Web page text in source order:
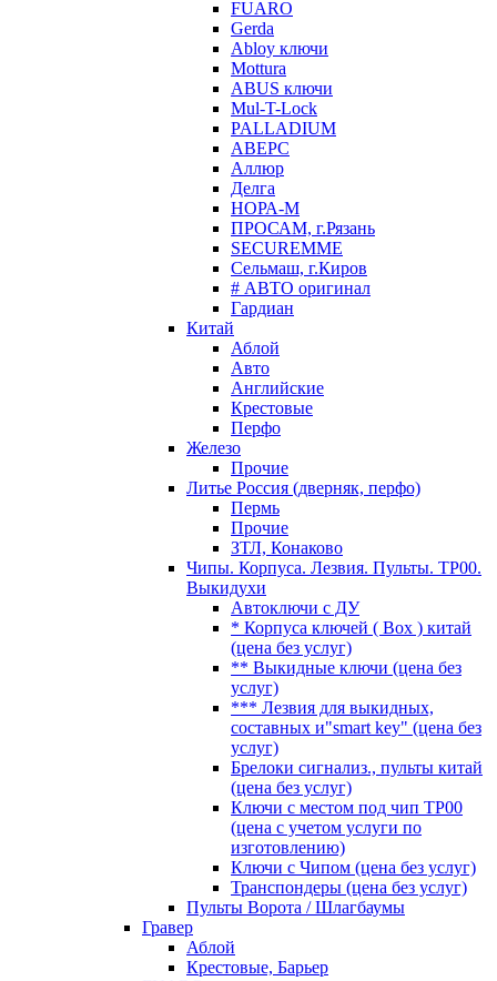
FUARO
Gerda
Abloy ключи
Mottura
ABUS ключи
Mul-T-Lock
PALLADIUM
АВЕРС
Аллюр
Делга
НОРА-М
ПРОСАМ, г.Рязань
SECUREMME
Сельмаш, г.Киров
# АВТО оригинал
Гардиан
Китай
Аблой
Авто
Английские
Крестовые
Перфо
Железо
Прочие
Литье Россия (дверняк, перфо)
Пермь
Прочие
ЗТЛ, Конаково
Чипы. Корпуса. Лезвия. Пульты. TP00.
Выкидухи
Автоключи с ДУ
* Корпуса ключей ( Box ) китай
(цена без услуг)
** Выкидные ключи (цена без
услуг)
*** Лезвия для выкидных,
составных и"smart key" (цена без
услуг)
Брелоки сигнализ., пульты китай
(цена без услуг)
Ключи с местом под чип TP00
(цена с учетом услуги по
изготовлению)
Ключи с Чипом (цена без услуг)
Транспондеры (цена без услуг)
Пульты Ворота / Шлагбаумы
Гравер
Аблой
Крестовые, Барьер